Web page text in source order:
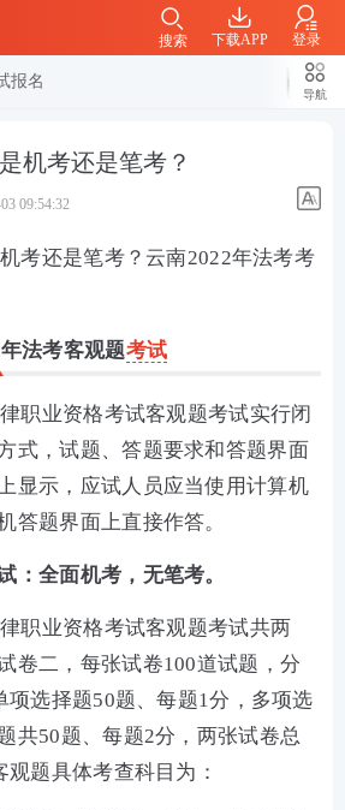
下载APP 登录
搜索
报名
导航
机考还是笔考？
09:54:32
考还是笔考？云南2022年法考考
法考客观题考试
职业资格考试客观题考试实行闭
式，试题、答题要求和答题界面
显示，应试人员应当使用计算机
答题界面上直接作答。
：全面机考，无笔考。
职业资格考试客观题考试共两
卷二，每张试卷100道试题，分
项选择题50题、每题1分，多项选
共50题、每题2分，两张试卷总
题具体考查科目为：